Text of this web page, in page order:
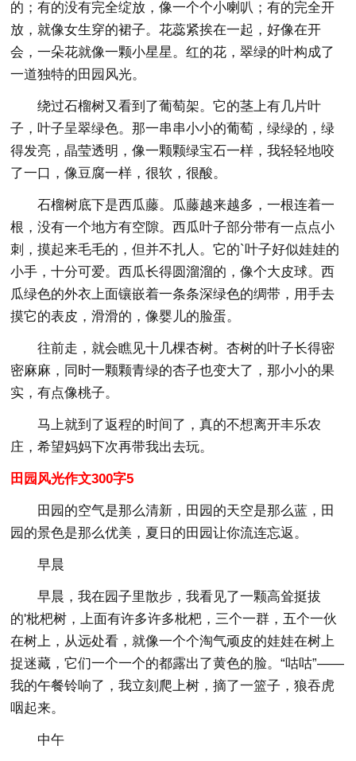
的；有的没有完全绽放，像一个个小喇叭；有的完全开
放，就像女生穿的裙子。花蕊紧挨在一起，好像在开
会，一朵花就像一颗小星星。红的花，翠绿的叶构成了
一道独特的田园风光。
绕过石榴树又看到了葡萄架。它的茎上有几片叶
子，叶子呈翠绿色。那一串串小小的葡萄，绿绿的，绿
得发亮，晶莹透明，像一颗颗绿宝石一样，我轻轻地咬
了一口，像豆腐一样，很软，很酸。
石榴树底下是西瓜藤。瓜藤越来越多，一根连着一
根，没有一个地方有空隙。西瓜叶子部分带有一点点小
刺，摸起来毛毛的，但并不扎人。它的`叶子好似娃娃的
小手，十分可爱。西瓜长得圆溜溜的，像个大皮球。西
瓜绿色的外衣上面镶嵌着一条条深绿色的绸带，用手去
摸它的表皮，滑滑的，像婴儿的脸蛋。
往前走，就会瞧见十几棵杏树。杏树的叶子长得密
密麻麻，同时一颗颗青绿的杏子也变大了，那小小的果
实，有点像桃子。
马上就到了返程的时间了，真的不想离开丰乐农
庄，希望妈妈下次再带我出去玩。
田园风光作文300字5
田园的空气是那么清新，田园的天空是那么蓝，田
园的景色是那么优美，夏日的田园让你流连忘返。
早晨
早晨，我在园子里散步，我看见了一颗高耸挺拔
的'枇杷树，上面有许多许多枇杷，三个一群，五个一伙
在树上，从远处看，就像一个个淘气顽皮的娃娃在树上
捉迷藏，它们一个一个的都露出了黄色的脸。“咕咕”——
我的午餐铃响了，我立刻爬上树，摘了一篮子，狼吞虎
咽起来。
中午